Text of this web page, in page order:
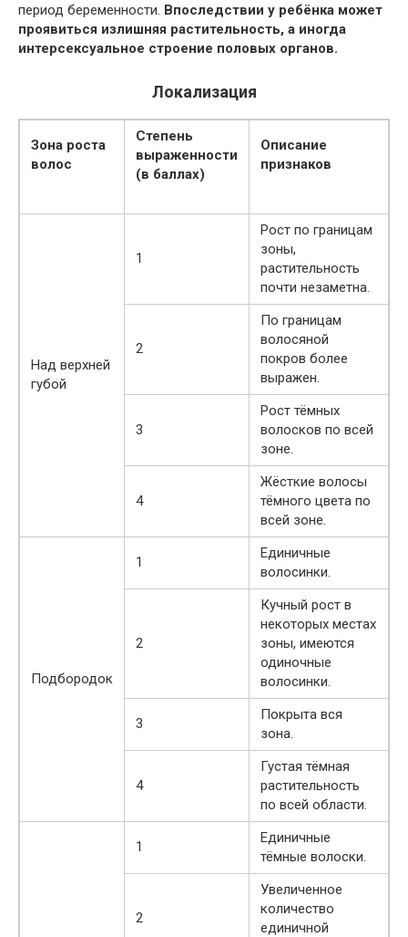
период беременности. Впоследствии у ребёнка может
проявиться излишняя растительность, а иногда
интерсексуальное строение половых органов.
Локализация
Зона роста
волос
Степень
выраженности
(в баллах)
Описание
признаков
Над верхней
губой
1
Рост по границам
зоны,
растительность
почти незаметна.
2
По границам
волосяной
покров более
выражен.
3
Рост тёмных
волосков по всей
зоне.
4
Жёсткие волосы
тёмного цвета по
всей зоне.
Подбородок
1
Единичные
волосинки.
2
Кучный рост в
некоторых местах
зоны, имеются
одиночные
волосинки.
3
Покрыта вся
зона.
4
Густая тёмная
растительность
по всей области.
1
Единичные
тёмные волоски.
2
Увеличенное
количество
единичной